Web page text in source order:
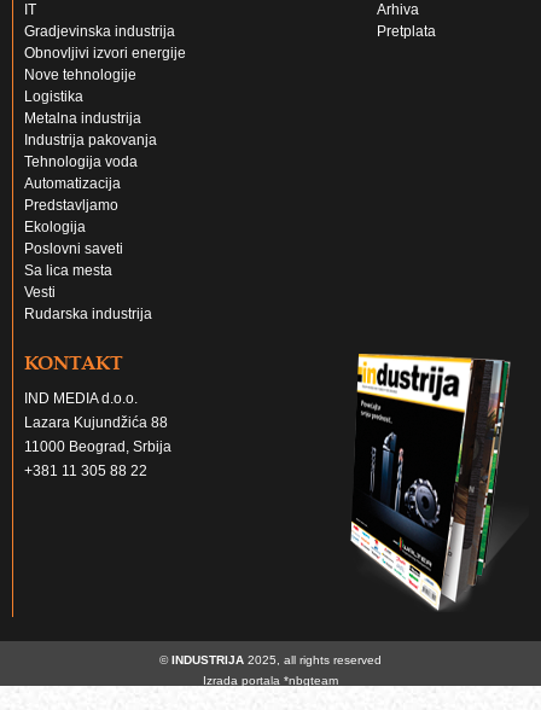
IT
Gradjevinska industrija
Obnovljivi izvori energije
Nove tehnologije
Logistika
Metalna industrija
Industrija pakovanja
Tehnologija voda
Automatizacija
Predstavljamo
Ekologija
Poslovni saveti
Sa lica mesta
Vesti
Rudarska industrija
Arhiva
Pretplata
KONTAKT
IND MEDIA d.o.o.
Lazara Kujundžića 88
11000 Beograd, Srbija
+381 11 305 88 22
©INDUSTRIJA 2025, all rights reserved
Izrada portala *nbgteam